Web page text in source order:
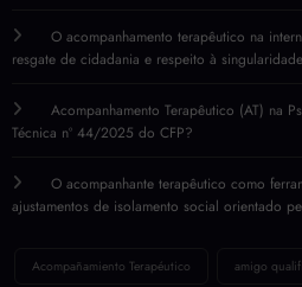
O acompanhamento terapêutico na
resgate de cidadania e respeito à singularidade
Acompanhamento Terapêutico (AT) na
Técnica nº 44/2025 do CFP?
O acompanhante terapêutico como
ajustamentos de isolamento social orientado
Acompañamiento Terapéutico amigo